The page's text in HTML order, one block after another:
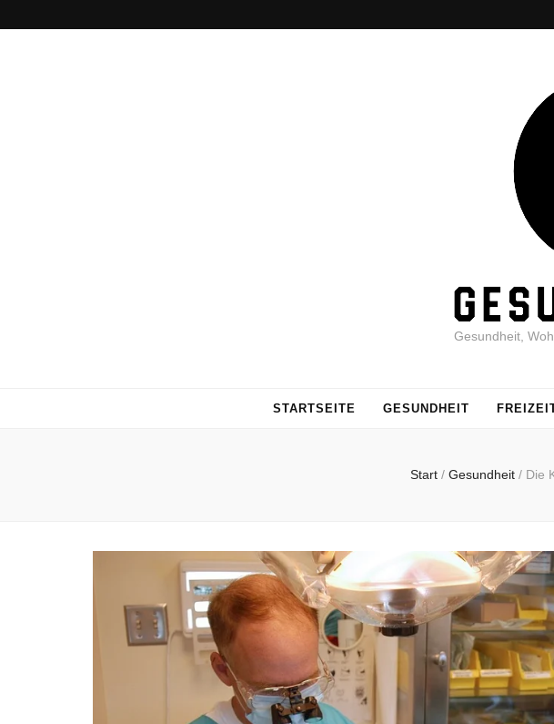
Gesundheit,
STARTSEITE GESUNDHEIT
Start / Gesundheit / Die